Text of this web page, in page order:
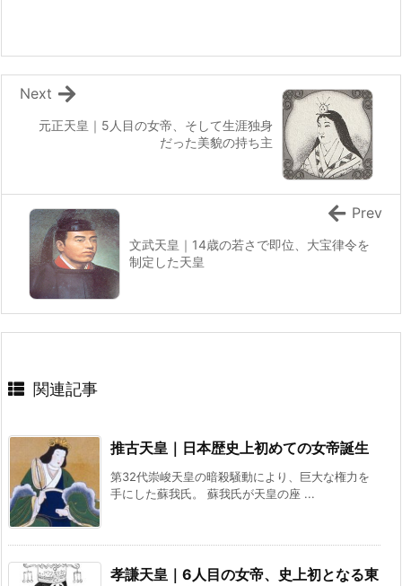
元正天皇｜5人目の女帝、そして生涯独身
だった美貌の持ち主
Next
文武天皇｜14歳の若さで即位、大宝律令を
制定した天皇
Prev
関連記事
推古天皇｜日本歴史上初めての女帝誕生
第32代崇峻天皇の暗殺騒動により、巨大な権力を
手にした蘇我氏。 蘇我氏が天皇の座 ...
孝謙天皇｜6人目の女帝、史上初となる東